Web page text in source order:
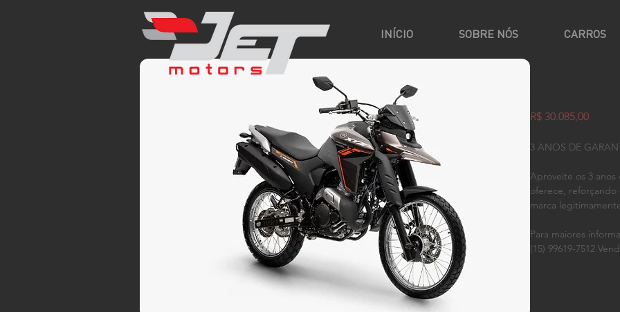
INÍCIO SOBRE NÓS CARROS
R$ 30.085,00Preço
3 ANOS DE
Aproveite os 3 anos
oferece,
marca
Para maiores
(15) 99619-7512